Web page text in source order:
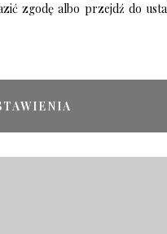
zgodę albo przejdź do